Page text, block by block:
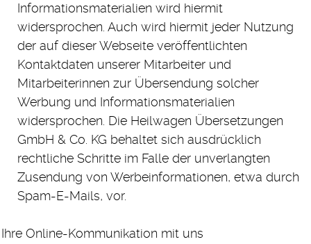
Informationsmaterialien wird hiermit
widersprochen. Auch wird hiermit jeder Nutzung
der auf dieser Webseite veröffentlichten
Kontaktdaten unserer Mitarbeiter und
Mitarbeiterinnen zur Übersendung solcher
Werbung und Informationsmaterialien
widersprochen. Die Heilwagen Übersetzungen
GmbH & Co. KG behaltet sich ausdrücklich
rechtliche Schritte im Falle der unverlangten
Zusendung von Werbeinformationen, etwa durch
Spam-E-Mails, vor.
Ihre Online-Kommunikation mit uns